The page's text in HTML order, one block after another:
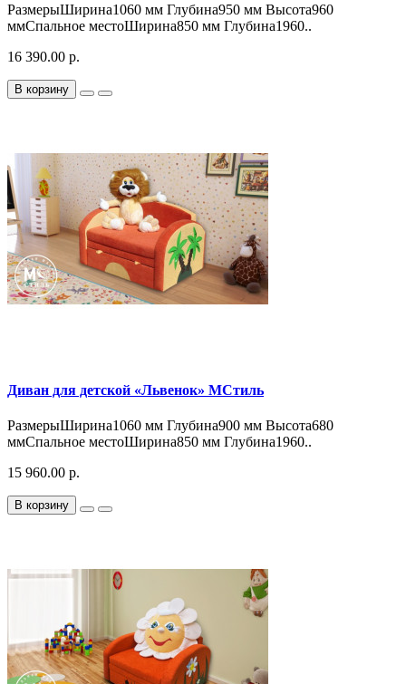
РазмерыШирина1060 мм Глубина950 мм Высота960
ммСпальное местоШирина850 мм Глубина1960..
16 390.00 р.
В корзину
Диван для детской «Львенок» МСтиль
РазмерыШирина1060 мм Глубина900 мм Высота680
ммСпальное местоШирина850 мм Глубина1960..
15 960.00 р.
В корзину